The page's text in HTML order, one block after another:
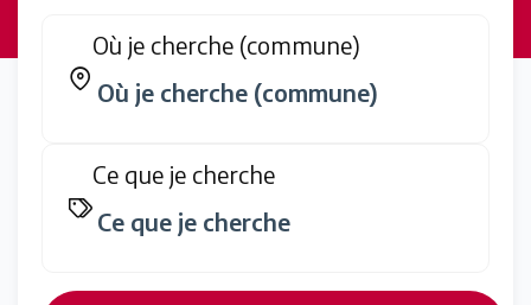
Où je cherche (commune)
Ce que je cherche